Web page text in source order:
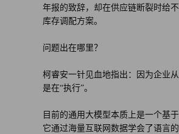
年报的致辞，却在供应链断裂时给
库存调配方案。
问题出在哪里？
柯睿安一针见血地指出：因为企业
是在“执行”。
目前的通用大模型本质上是一个基于
它通过海量互联网数据学会了语言